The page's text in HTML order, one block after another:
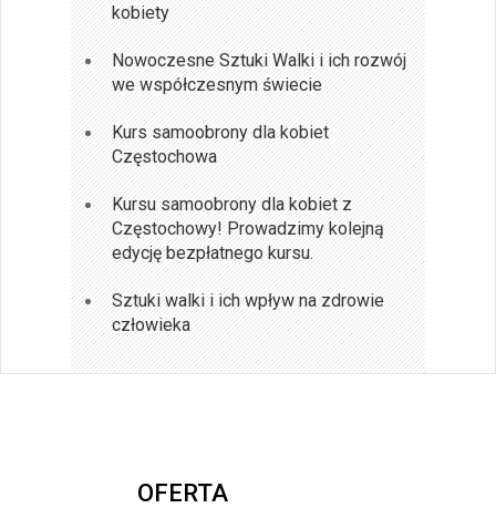
kobiety
Nowoczesne Sztuki Walki i ich rozwój
we współczesnym świecie
Kurs samoobrony dla kobiet
Częstochowa
Kursu samoobrony dla kobiet z
Częstochowy! Prowadzimy kolejną
edycję bezpłatnego kursu.
Sztuki walki i ich wpływ na zdrowie
człowieka
OFERTA